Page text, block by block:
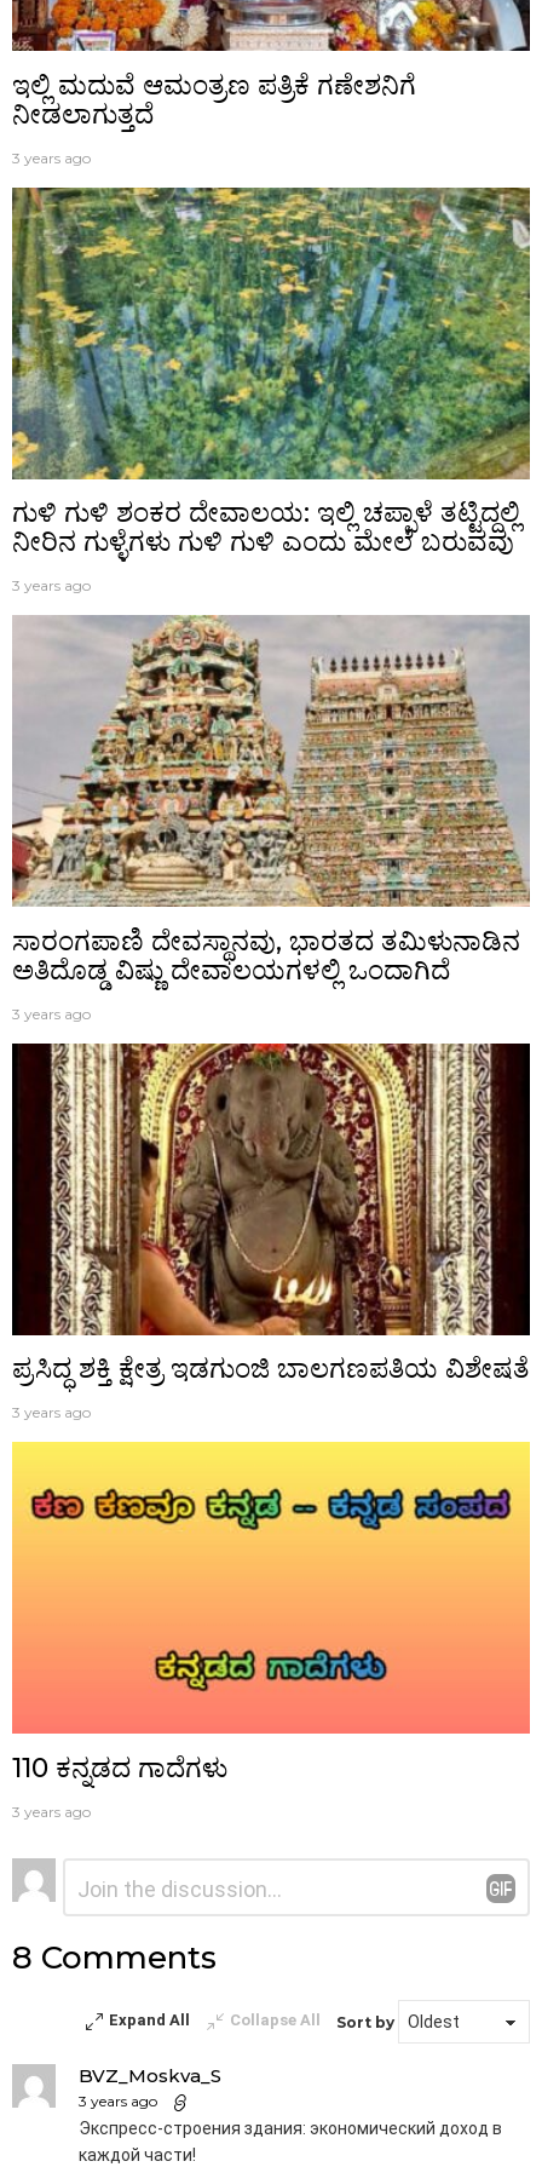
ಇಲ್ಲಿ ಮದುವೆ ಆಮಂತ್ರಣ ಪತ್ರಿಕೆ ಗಣೇಶನಿಗೆ
ನೀಡಲಾಗುತ್ತದೆ
3 years ago
ಗುಳಿ ಗುಳಿ ಶಂಕರ ದೇವಾಲಯ: ಇಲ್ಲಿ ಚಪ್ಪಾಳೆ ತಟ್ಟಿದ್ದಲ್ಲಿ
ನೀರಿನ ಗುಳ್ಳೆಗಳು ಗುಳಿ ಗುಳಿ ಎಂದು ಮೇಲೆ ಬರುವವು
3 years ago
ಸಾರಂಗಪಾಣಿ ದೇವಸ್ಥಾನವು, ಭಾರತದ ತಮಿಳುನಾಡಿನ
ಅತಿದೊಡ್ಡ ವಿಷ್ಣು ದೇವಾಲಯಗಳಲ್ಲಿ ಒಂದಾಗಿದೆ
3 years ago
ಪ್ರಸಿದ್ಧ‌ ಶಕ್ತಿ ಕ್ಷೇತ್ರ ಇಡಗುಂಜಿ ಬಾಲಗಣಪತಿಯ ವಿಶೇಷತೆ
3 years ago
110 ಕನ್ನಡದ ಗಾದೆಗಳು
3 years ago
ನಿಮ್ಮದೊಂದು
ಉತ್ತರ
ಟಿಪ್ಪಣಿ
8 Comments
Expand All Collapse All Sort by
BVZ_Moskva_S
3 years ago
Экспресс-строения здания: экономический доход в
каждой части!